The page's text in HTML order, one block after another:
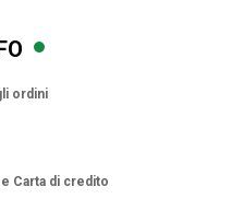
ordini
Carta di credito